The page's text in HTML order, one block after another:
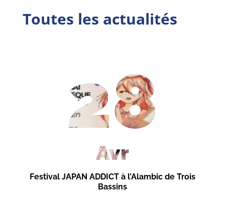
Toutes les actualités
Festival JAPAN ADDICT à l’Alambic de Trois
Bassins
28
Avr